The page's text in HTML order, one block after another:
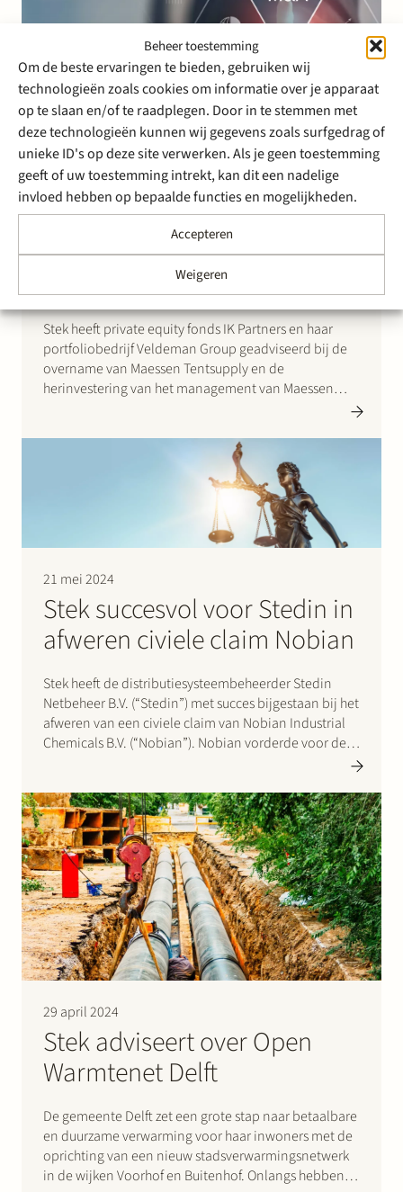
Beheer toestemming
Om de beste ervaringen te bieden, gebruiken wij
technologieën zoals cookies om informatie over je apparaat
op te slaan en/of te raadplegen. Door in te stemmen met
deze technologieën kunnen wij gegevens zoals surfgedrag of
unieke ID's op deze site verwerken. Als je geen toestemming
geeft of uw toestemming intrekt, kan dit een nadelige
invloed hebben op bepaalde functies en mogelijkheden.
Accepteren
Weigeren
23 mei 2024
Stek adviseert IK Partners en
haar portfoliobedrijf
Veldeman Group bij de
overname van Maessen
Tentsupply
Stek heeft private equity fonds IK Partners en haar
portfoliobedrijf Veldeman Group geadviseerd bij de
overname van Maessen Tentsupply en de
herinvestering van het management van Maessen
infrastructuur. Maessen Tentsupply is een gevestigde
21 mei 2024
Stek succesvol voor Stedin in
afweren civiele claim Nobian
Stek heeft de distributiesysteembeheerder Stedin
Netbeheer B.V. (“Stedin”) met succes bijgestaan bij het
afweren van een civiele claim van Nobian Industrial
Chemicals B.V. (“Nobian”). Nobian vorderde voor de
Rechtbank Rotterdam dat de rechtbank Stedin en de
hoofdelijk veroordeelde tot betaling van
vermeendelijk onverschuldigd betaalde…
29 april 2024
Stek adviseert over Open
Warmtenet Delft
De gemeente Delft zet een grote stap naar betaalbare
en duurzame verwarming voor haar inwoners met de
oprichting van een nieuw stadsverwarmingsnetwerk
in de wijken Voorhof en Buitenhof. Onlangs hebben